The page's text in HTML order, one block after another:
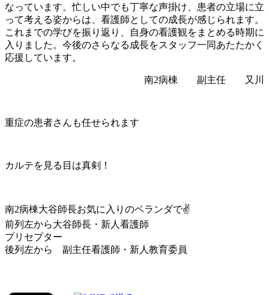
なっています。忙しい中でも丁寧な声掛け、患者の立場に立
って考える姿からは、看護師としての成長が感じられます。
これまでの学びを振り返り、自身の看護観をまとめる時期に
入りました。今後のさらなる成長をスタッフ一同あたたかく
応援しています。
南2病棟 副主任 又川
重症の患者さんも任せられます
カルテを見る目は真剣！
南2病棟大谷師長お気に入りのベランダで✌
前列左から大谷師長・新人看護師
プリセプター
後列左から 副主任看護師・新人教育委員